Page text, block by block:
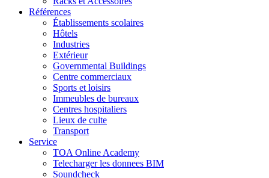
Références
Établissements scolaires
Hôtels
Industries
Extérieur
Governmental Buildings
Centre commerciaux
Sports et loisirs
Immeubles de bureaux
Centres hospitaliers
Lieux de culte
Transport
Service
TOA Online Academy
Telecharger les donnees BIM
Soundcheck